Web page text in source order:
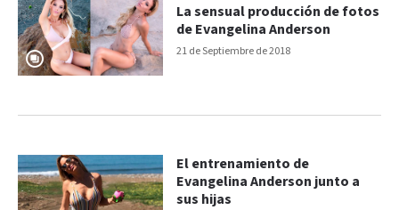
21 de Septiembre de 2018
La sensual producción de fotos
de Evangelina Anderson
El entrenamiento de
Evangelina Anderson junto a
sus hijas